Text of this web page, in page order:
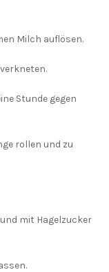
Milch auflösen.
Stunde gegen
rollen und zu
mit Hagelzucker